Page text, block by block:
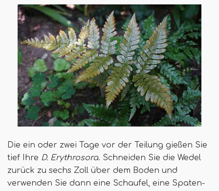
Die ein oder zwei Tage vor der Teilung gießen Sie
tief Ihre D. Erythrosora. Schneiden Sie die Wedel
zurück zu sechs Zoll über dem Boden und
verwenden Sie dann eine Schaufel, eine Spaten-